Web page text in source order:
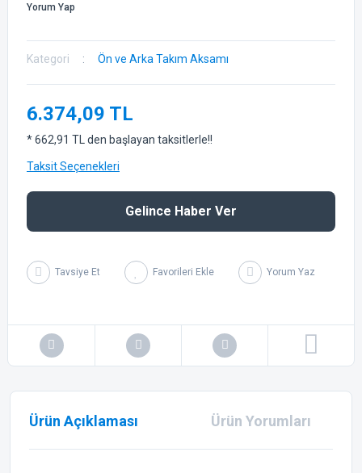
Yorum Yap
Kategori Ön ve Arka Takım Aksamı
6.374,09 TL
* 662,91 TL den başlayan taksitlerle!!
Taksit Seçenekleri
Gelince Haber Ver
Tavsiye Et Yorum Yaz
Ürün Açıklaması Ürün Yorumları